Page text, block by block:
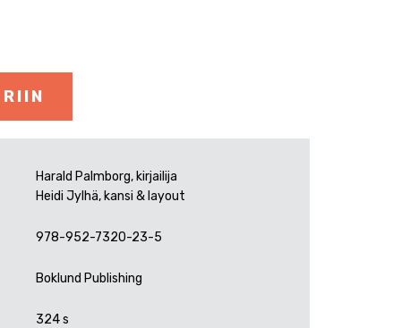
Harald Palmborg, kirjailija
Heidi Jylhä, kansi & layout
978-952-7320-23-5
Boklund Publishing
324 s